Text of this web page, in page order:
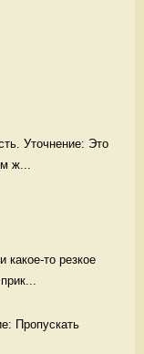
Уточнение: Это
ж...
какое-то резкое
Пропускать